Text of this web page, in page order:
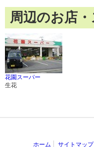
周辺のお店
花園スーパー
生花
ホーム サイトマップ